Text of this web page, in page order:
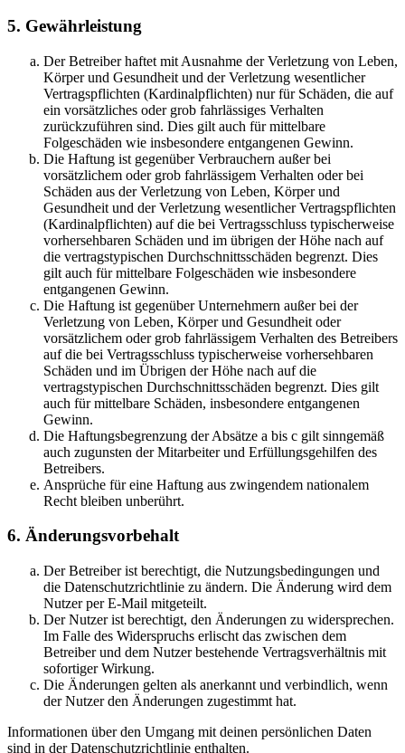
5. Gewährleistung
Der Betreiber haftet mit Ausnahme der Verletzung von Leben,
Körper und Gesundheit und der Verletzung wesentlicher
Vertragspflichten (Kardinalpflichten) nur für Schäden, die auf
ein vorsätzliches oder grob fahrlässiges Verhalten
zurückzuführen sind. Dies gilt auch für mittelbare
Folgeschäden wie insbesondere entgangenen Gewinn.
Die Haftung ist gegenüber Verbrauchern außer bei
vorsätzlichem oder grob fahrlässigem Verhalten oder bei
Schäden aus der Verletzung von Leben, Körper und
Gesundheit und der Verletzung wesentlicher Vertragspflichten
(Kardinalpflichten) auf die bei Vertragsschluss typischerweise
vorhersehbaren Schäden und im übrigen der Höhe nach auf
die vertragstypischen Durchschnittsschäden begrenzt. Dies
gilt auch für mittelbare Folgeschäden wie insbesondere
entgangenen Gewinn.
Die Haftung ist gegenüber Unternehmern außer bei der
Verletzung von Leben, Körper und Gesundheit oder
vorsätzlichem oder grob fahrlässigem Verhalten des Betreibers
auf die bei Vertragsschluss typischerweise vorhersehbaren
Schäden und im Übrigen der Höhe nach auf die
vertragstypischen Durchschnittsschäden begrenzt. Dies gilt
auch für mittelbare Schäden, insbesondere entgangenen
Gewinn.
Die Haftungsbegrenzung der Absätze a bis c gilt sinngemäß
auch zugunsten der Mitarbeiter und Erfüllungsgehilfen des
Betreibers.
Ansprüche für eine Haftung aus zwingendem nationalem
Recht bleiben unberührt.
6. Änderungsvorbehalt
Der Betreiber ist berechtigt, die Nutzungsbedingungen und
die Datenschutzrichtlinie zu ändern. Die Änderung wird dem
Nutzer per E-Mail mitgeteilt.
Der Nutzer ist berechtigt, den Änderungen zu widersprechen.
Im Falle des Widerspruchs erlischt das zwischen dem
Betreiber und dem Nutzer bestehende Vertragsverhältnis mit
sofortiger Wirkung.
Die Änderungen gelten als anerkannt und verbindlich, wenn
der Nutzer den Änderungen zugestimmt hat.
Informationen über den Umgang mit deinen persönlichen Daten
sind in der Datenschutzrichtlinie enthalten.